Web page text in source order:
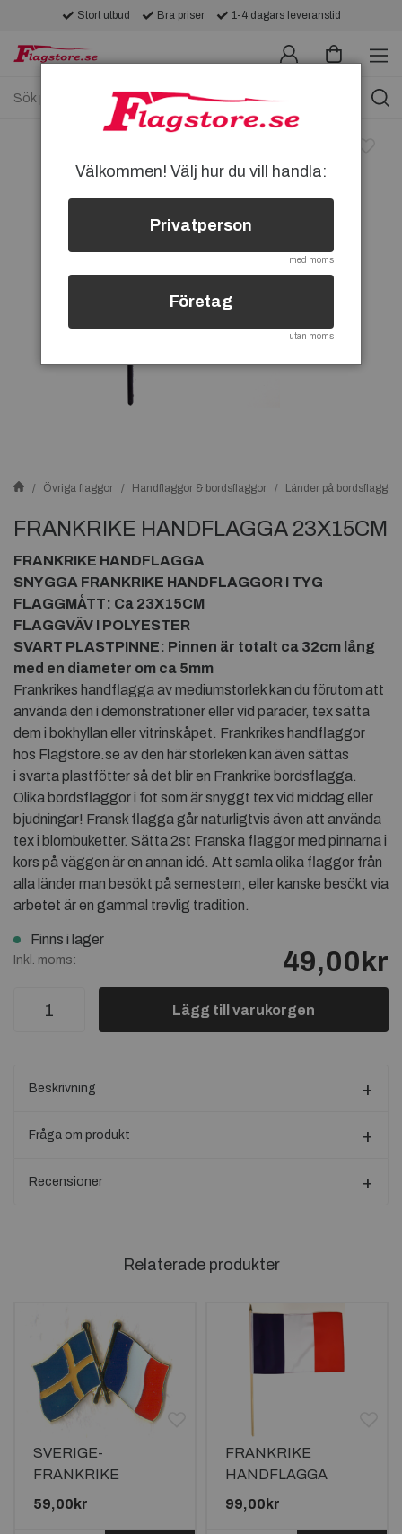
Stort utbud Bra priser 1-4 dagars leveranstid
Övriga flaggor Handflaggor & bordsflaggor Länder på
FRANKRIKE HANDFLAGGA 23X15CM
FRANKRIKE HANDFLAGGA
SNYGGA FRANKRIKE HANDFLAGGOR I TYG
FLAGGMÅTT: Ca 23X15CM
FLAGGVÄV I POLYESTER
SVART PLASTPINNE: Pinnen är totalt ca 32cm lång
med en diameter om ca 5mm
Frankrikes handflagga av mediumstorlek kan du förutom att
använda den i demonstrationer eller vid parader, tex sätta
dem i bokhyllan eller vitrinskåpet. Frankrikes handflaggor
hos Flagstore.se av den här storleken kan även sättas
i svarta plastfötter så det blir en Frankrike bordsflagga.
Olika bordsflaggor i fot som är snyggt tex vid middag eller
bjudningar! Fransk flagga går naturligtvis även att använda
tex i blombuketter. Sätta 2st Franska flaggor med pinnarna i
kors på väggen är en annan idé. Att samla olika flaggor från
alla länder man besökt på semestern, eller kanske besökt via
arbetet är en gammal trevlig tradition.
Finns i lager
Inkl. moms: 49,00kr
Lägg till varukorgen
Beskrivning
Fråga om produkt
Recensioner
Relaterade produkter
SVERIGE-
FRANKRIKE
VÄNSKAPSPIN
59,00kr
FRANKRIKE
HANDFLAGGA
45X30CM
99,00kr
Välkommen! Välj hur du vill handla:
Privatperson
med moms
Företag
utan moms